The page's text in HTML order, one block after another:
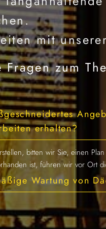
mit
zum
erhalten?
bitten wir Sie, einen
ist, führen wir vor Ort
Wartung von